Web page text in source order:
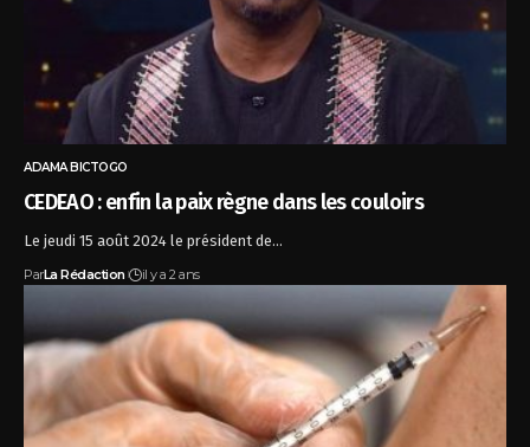
ADAMA BICTOGO
CEDEAO : enfin la paix règne dans les couloirs
Le jeudi 15 août 2024 le président de…
ParLa Rédaction il y a 2 ans